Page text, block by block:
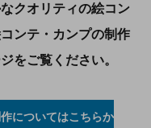
クオリティの絵コン
ンテ・カンプの制作
をご覧ください。
についてはこちらか